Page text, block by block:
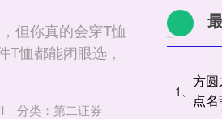
但你真的会穿T恤
恤都能闭眼选，
分类： 第二证券
1、
方
点